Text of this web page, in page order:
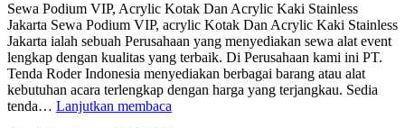
Sewa Podium VIP, Acrylic Kotak Dan Acrylic Kaki Stainless
Jakarta Sewa Podium VIP, acrylic Kotak Dan Acrylic Kaki Stainless
Jakarta ialah sebuah Perusahaan yang menyediakan sewa alat event
lengkap dengan kualitas yang terbaik. Di Perusahaan kami ini PT.
Tenda Roder Indonesia menyediakan berbagai barang atau alat
kebutuhan acara terlengkap dengan harga yang terjangkau. Sedia
tenda… Lanjutkan membaca